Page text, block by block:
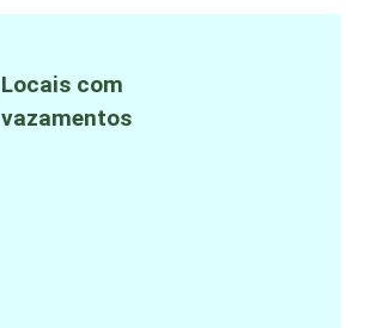
Locais com
vazamentos